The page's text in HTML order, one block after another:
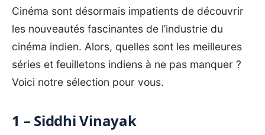
Cinéma sont désormais impatients de découvrir
les nouveautés fascinantes de l’industrie du
cinéma indien. Alors, quelles sont les meilleures
séries et feuilletons indiens à ne pas manquer ?
Voici notre sélection pour vous.
1 – Siddhi Vinayak